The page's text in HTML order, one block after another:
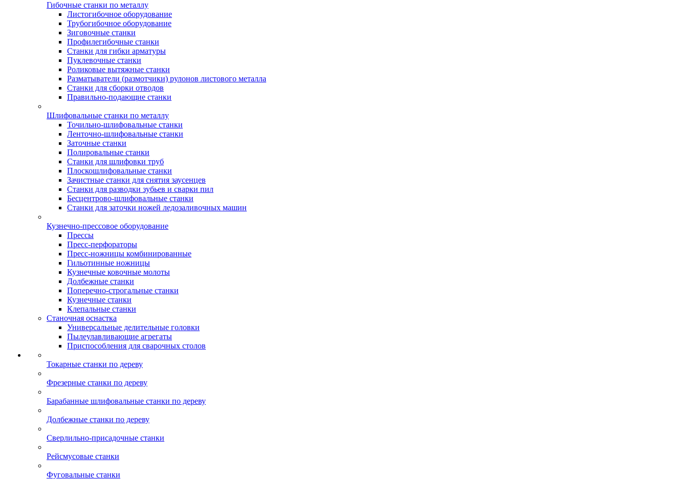
Гибочные станки по металлу
Листогибочное оборудование
Трубогибочное оборудование
Зиговочные станки
Профилегибочные станки
Станки для гибки арматуры
Пуклевочные станки
Роликовые вытяжные станки
Разматыватели (размотчики) рулонов листового металла
Станки для сборки отводов
Правильно-подающие станки
Шлифовальные станки по металлу
Точильно-шлифовальные станки
Ленточно-шлифовальные станки
Заточные станки
Полировальные станки
Станки для шлифовки труб
Плоскошлифовальные станки
Зачистные станки для снятия заусенцев
Станки для разводки зубьев и сварки пил
Бесцентрово-шлифовальные станки
Станки для заточки ножей ледозаливочных машин
Кузнечно-прессовое оборудование
Прессы
Пресс-перфораторы
Пресс-ножницы комбинированные
Гильотинные ножницы
Кузнечные ковочные молоты
Долбежные станки
Поперечно-строгальные станки
Кузнечные станки
Клепальные станки
Станочная оснастка
Универсальные делительные головки
Пылеулавливающие агрегаты
Приспособления для сварочных столов
Токарные станки по дереву
Фрезерные станки по дереву
Барабанные шлифовальные станки по дереву
Долбежные станки по дереву
Сверлильно-присадочные станки
Рейсмусовые станки
Фуговальные станки